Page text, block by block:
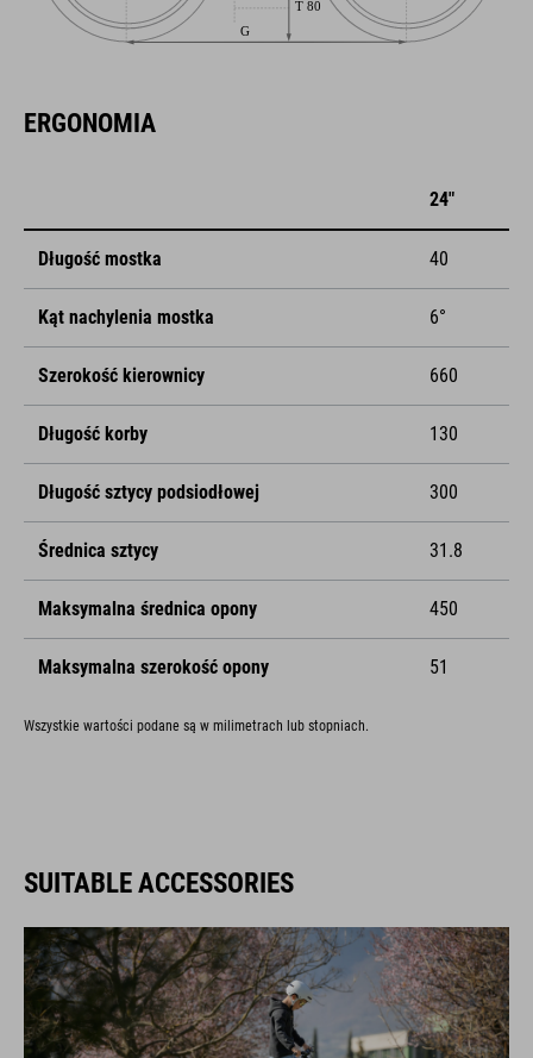
ERGONOMIA
24"
Długość mostka 40
Kąt nachylenia mostka 6°
Szerokość kierownicy 660
Długość korby 130
Długość sztycy podsiodłowej 300
Średnica sztycy 31.8
Maksymalna średnica opony 450
Maksymalna szerokość opony 51
Wszystkie wartości podane są w milimetrach lub stopniach.
SUITABLE ACCESSORIES